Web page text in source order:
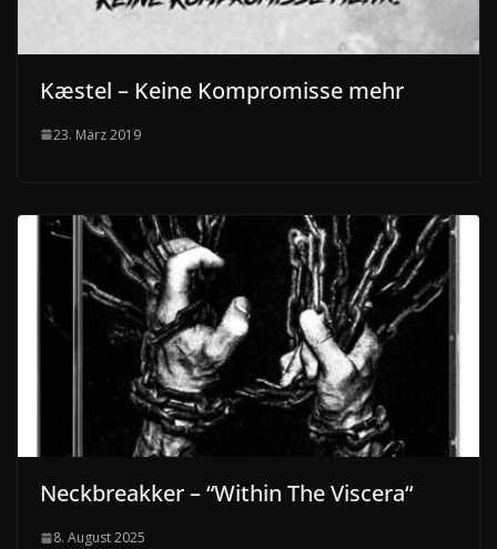
Kæstel – Keine Kompromisse mehr
23. März 2019
Neckbreakker – “Within The Viscera“
8. August 2025